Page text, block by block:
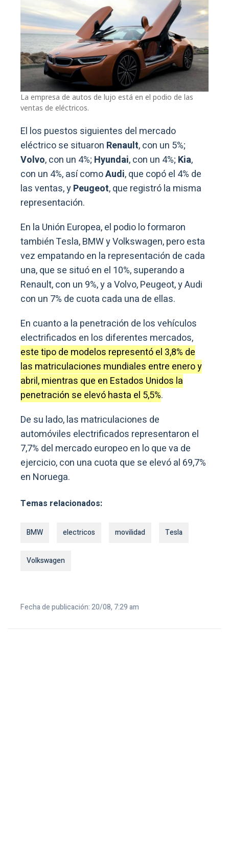
La empresa de autos de lujo está en el podio de las
ventas de eléctricos.
El los puestos siguientes del mercado
eléctrico se situaron Renault, con un 5%;
Volvo, con un 4%; Hyundai, con un 4%; Kia,
con un 4%, así comoAudi, que copó el 4% de
las ventas, yPeugeot, que registró la misma
representación.
En la Unión Europea, el podio lo formaron
también Tesla, BMW y Volkswagen, pero esta
vez empatando en la representación de cada
una, que se situó en el 10%, superando a
Renault, con un 9%, y a Volvo, Peugeot, y Audi
con un 7% de cuota cada una de ellas.
En cuanto a la penetración de los vehículos
electrificados en los diferentes mercados,
este tipo de modelos representó el 3,8% de
las matriculaciones mundiales entre enero y
abril, mientras que en Estados Unidos la
penetración se elevó hasta el 5,5%.
De su lado, las matriculaciones de
automóviles electrificados representaron el
7,7% del mercado europeo en lo que va de
ejercicio, con una cuota que se elevó al 69,7%
en Noruega.
Temas relacionados:
BMW electricos movilidad Tesla
Volkswagen
Fecha de publicación: 20/08, 7:29 am